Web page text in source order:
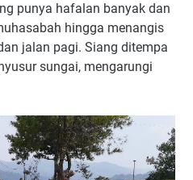
punya hafalan banyak dan
hingga menangis
jalan pagi. Siang ditempa
sungai, mengarungi